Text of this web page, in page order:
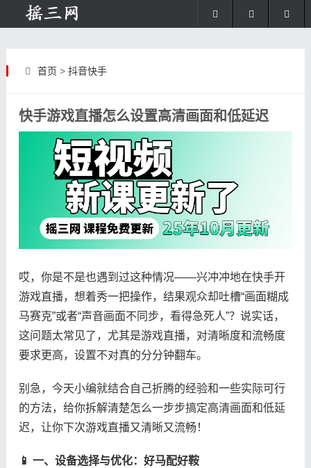
首页 > 抖音快手
快手游戏直播怎么设置高清画面和低延迟
哎，你是不是也遇到过这种情况——兴冲冲地在快手开
游戏直播，想着秀一把操作，结果观众却吐槽“画面糊成
马赛克”或者“声音画面不同步，看得急死人”？说实话，
这问题太常见了，尤其是游戏直播，对清晰度和流畅度
要求更高，设置不对真的分分钟翻车。
别急，今天小编就结合自己折腾的经验和一些实际可行
的方法，给你拆解清楚怎么一步步搞定高清画面和低延
迟，让你下次游戏直播又清晰又流畅！
​📱 一、设备选择与优化：好马配好鞍​